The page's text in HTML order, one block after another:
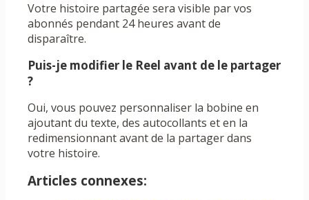
Votre histoire partagée sera visible par vos
abonnés pendant 24 heures avant de
disparaître.
Puis-je modifier le Reel avant de le partager
?
Oui, vous pouvez personnaliser la bobine en
ajoutant du texte, des autocollants et en la
redimensionnant avant de la partager dans
votre histoire.
Articles connexes: